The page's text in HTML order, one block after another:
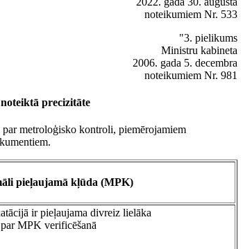
noteikumiem Nr. 533
"3. pielikums
Ministru kabineta
2006. gada 5. decembra
noteikumiem Nr. 981
precizitāte
metroloģisko kontroli, piemērojamiem
pieļaujamā kļūda (MPK)
ir pieļaujama divreiz lielāka
par MPK verificēšanā